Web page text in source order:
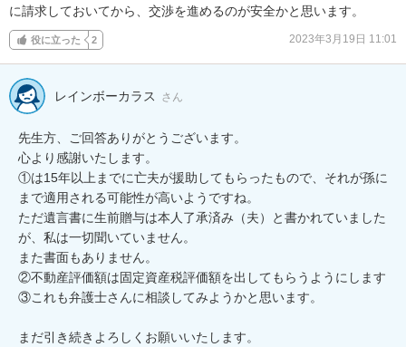
に請求しておいてから、交渉を進めるのが安全かと思います。
役に立った 2 2023年3月19日 11:01
レインボーカラス さん
先生方、ご回答ありがとうございます。
心より感謝いたします。
①は15年以上までに亡夫が援助してもらったもので、それが孫に
まで適用される可能性が高いようですね。
ただ遺言書に生前贈与は本人了承済み（夫）と書かれていました
が、私は一切聞いていません。
また書面もありません。
②不動産評価額は固定資産税評価額を出してもらうようにします
③これも弁護士さんに相談してみようかと思います。
まだ引き続きよろしくお願いいたします。